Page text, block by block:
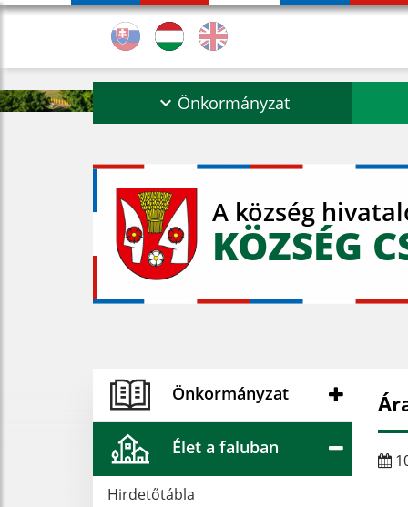
Önkormányzat
A község
KÖZSÉG
Önkormányzat
Élet a faluban
Hirdetőtábla